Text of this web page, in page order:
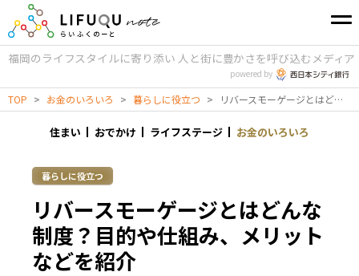
福岡のライフスタイルに寄り添い 人と街に豊かさを呼び込むメディア
powered by
TOP > お金のいろいろ > 暮らしに役立つ > リバースモーゲージとはどんな制度？目的や仕組み、メリットなどを紹介
住まい おでかけ ライフステージ お金のいろいろ
暮らしに役立つ
リバースモーゲージとはどんな
制度？目的や仕組み、メリット
などを紹介